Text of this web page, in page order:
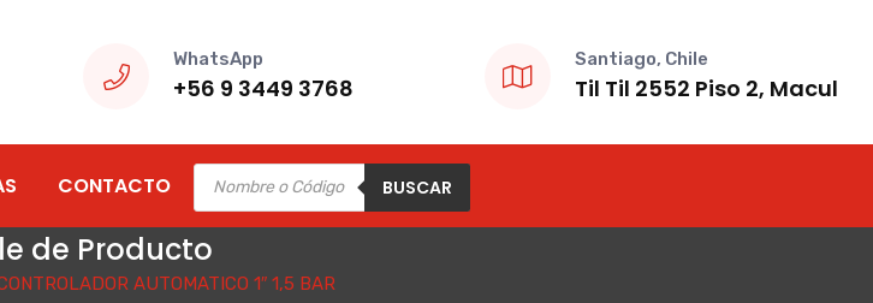
WhatsApp
+56 9 3449 3768
Santiago, Chile
Til Til 2552 Piso 2, Macul
CONTACTO
Products
search
BUSCAR
de Producto
AUTOMATICO 1″ 1,5 BAR